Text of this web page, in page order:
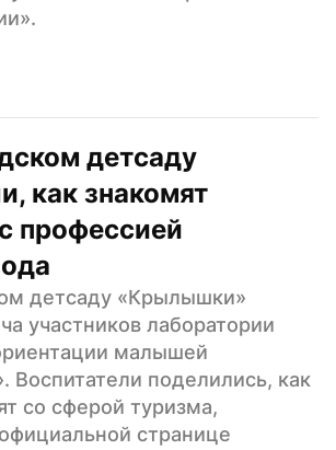
детсаду
как знакомят
профессией
детсаду «Крылышки»
участников лаборатории
малышей
Воспитатели поделились, как
со сферой туризма,
странице